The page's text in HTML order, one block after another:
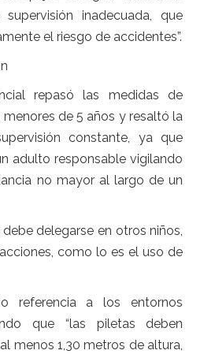
inadecuada, que
el riesgo de accidentes”.
repasó las medidas de
de 5 años y resaltó la
constante, ya que
adulto responsable vigilando
no mayor al largo de un
delegarse en otros niños,
como lo es el uso de
referencia a los entornos
que “las piletas deben
menos 1,30 metros de altura,